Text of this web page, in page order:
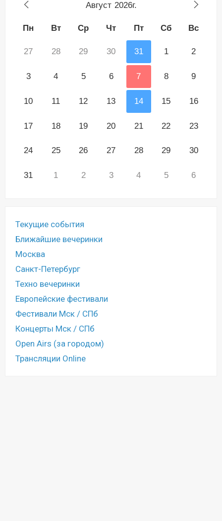
Август 2026г.
Пн Вт Ср Чт Пт Сб Вс
27 28 29 30 31 1 2
3 4 5 6 7 8 9
10 11 12 13 14 15 16
17 18 19 20 21 22 23
24 25 26 27 28 29 30
31 1 2 3 4 5 6
Текущие события
Ближайшие вечеринки
Москва
Санкт-Петербург
Техно вечеринки
Европейские фестивали
Фестивали Мск / СПб
Концерты Мск / СПб
Open Airs (за городом)
Трансляции Online